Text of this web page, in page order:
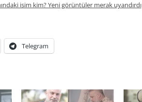
isim kim? Yeni görüntüler merak uyandırdı
Telegram